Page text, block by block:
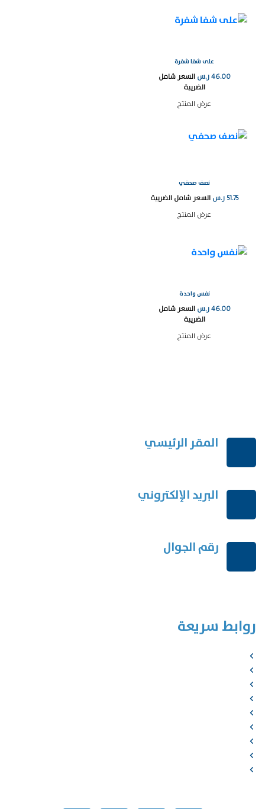
على شفا شفرة
46.00 ر.س السعر شامل
الضريبة
عرض المنتج
نصف صحفي
51.75 ر.س السعر شامل الضريبة
عرض المنتج
نفس واحدة
46.00 ر.س السعر شامل
الضريبة
عرض المنتج
المقر الرئيسي
البريد الإلكتروني
رقم الجوال
روابط سريعة